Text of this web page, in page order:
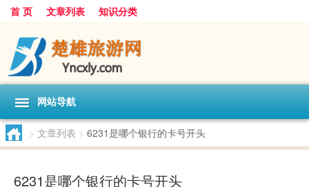
首 页 文章列表 知识分类
网站导航
> 文章列表 > 6231是哪个银行的卡号开头
6231是哪个银行的卡号开头